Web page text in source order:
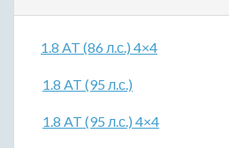
1.8 AT (86 л.с.) 4×4
1.8 AT (95 л.с.)
1.8 AT (95 л.с.) 4×4